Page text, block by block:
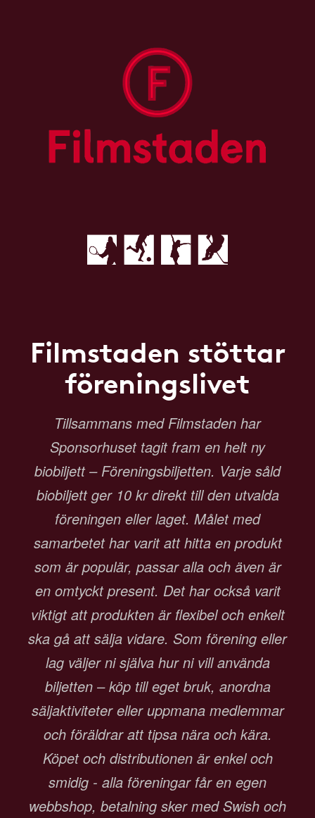
Filmstaden stöttar
föreningslivet
Tillsammans med Filmstaden har
Sponsorhuset tagit fram en helt ny
biobiljett – Föreningsbiljetten. Varje såld
biobiljett ger 10 kr direkt till den utvalda
föreningen eller laget. Målet med
samarbetet har varit att hitta en produkt
som är populär, passar alla och även är
en omtyckt present. Det har också varit
viktigt att produkten är flexibel och enkelt
ska gå att sälja vidare. Som förening eller
lag väljer ni själva hur ni vill använda
biljetten – köp till eget bruk, anordna
säljaktiviteter eller uppmana medlemmar
och föräldrar att tipsa nära och kära.
Köpet och distributionen är enkel och
smidig - alla föreningar får en egen
webbshop, betalning sker med Swish och